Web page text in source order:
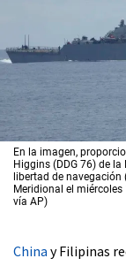
En la imagen,
Higgins (DDG 76) de
libertad de navegación
Meridional el
vía AP)
China y Filipinas